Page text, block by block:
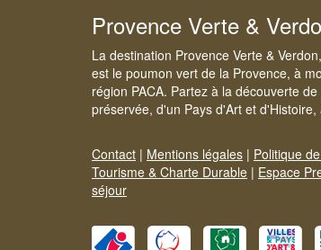
Provence Verte &
La destination Provence Verte &
est le poumon vert de la Provence, à
région PACA. Partez à la découverte
préservée, d'un Pays d'Art et
Contact | Mentions légales | Politique
Tourisme & Charte Durable | Espace
séjour